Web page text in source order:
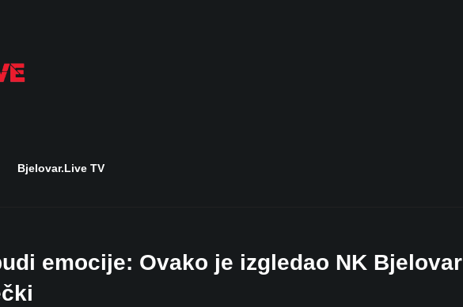
Bjelovar.live TV
emocije: Ovako je izgledao NK Bjelovar